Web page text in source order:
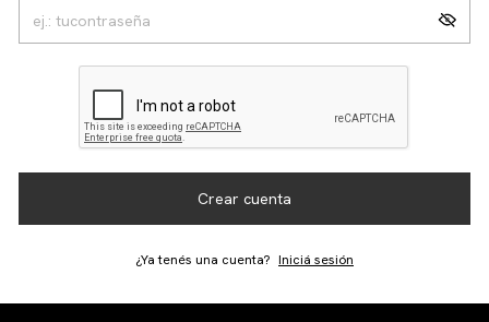
Crear cuenta
¿Ya tenés una cuenta? Iniciá sesión